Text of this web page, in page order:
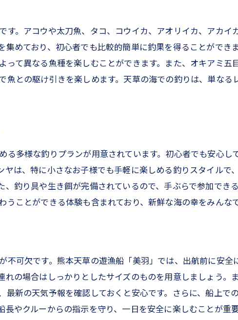
ジギング用のタックルと準備
天草の海で体験できるジギングの醍醐味
家族で楽しむジギングのすすめ
子供にも簡単！アジング体験の流れ
アジング用の道具と仕掛け選び
アジの美味しい食べ方とレシピ
家族で楽しむアジングのポイント
天草でのワタリガニ釣りの魅力
初心者でも安心！テンヤの使い方
ワタリガニ釣りのシーズンとスポット
釣ったワタリガニの美味しい食べ方
す。アコウや太刀魚、タコ、コウイカ、アオリイカ、アカイ
めており、初心者でも比較的簡単に釣果を得ることができ
って異なる魚種を楽しむことができます。また、オキアミ五
魚との駆け引きを楽しめます。天草の海での釣りは、単なる
る多様な釣りプランが用意されています。初心者でも安心し
ヤは、特に小さなお子様でも手軽に楽しめる釣りスタイルで
釣り具や生き餌が完備されているので、手ぶらで参加でき
ことができる体験も含まれており、新鮮な海の幸をみんな
不可欠です。熊本天草の遊漁船「美羽」では、出航前に安全
れの場合はしっかりとしたサイズのものを用意しましょう。
最新の天気予報を確認しておくと安心です。さらに、船上で
やクルーからの指示を守り、一日を安全に楽しむことが重